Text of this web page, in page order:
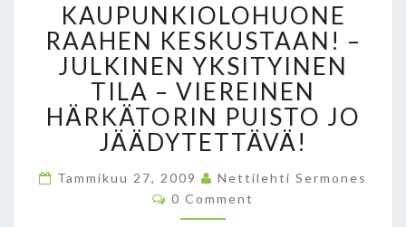
A
U
P
U
N
K
I
O
L
O
H
KAUPUNKIOLOHUONE
RAAHEN KESKUSTAAN! –
JULKINEN YKSITYINEN
TILA – VIEREINEN
HÄRKÄTORIN PUISTO JO
JÄÄDYTETTÄVÄ!
Tammikuu 27, 2009
Nettilehti Sermones
C
O
0 Comment